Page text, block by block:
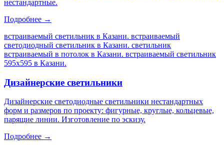
нестандартные.
Подробнее →
встраиваемый светильник в Казани. встраиваемый
светодиодный светильник в Казани. светильник
встраиваемый в потолок в Казани. встраиваемый светильник
595х595 в Казани.
Дизайнерские светильники
Дизайнерские светодиодные светильники нестандартных
форм и размеров по проекту: фигурные, круглые, кольцевые,
парящие линии. Изготовление по эскизу.
Подробнее →